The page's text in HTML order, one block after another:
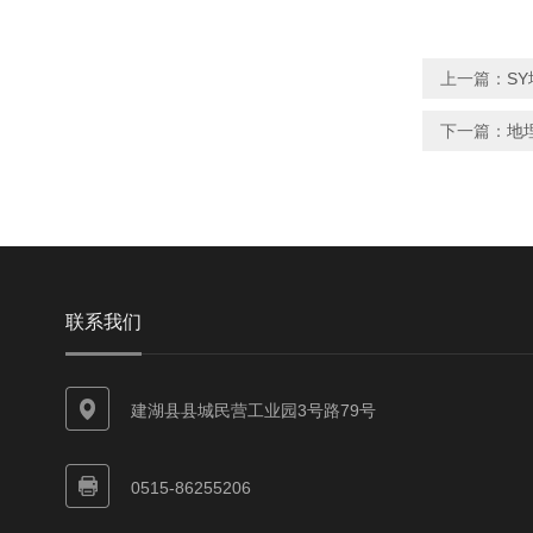
上一篇：
下一篇： 地
联系我们
建湖县县城民营工业园3号路79号
0515-86255206